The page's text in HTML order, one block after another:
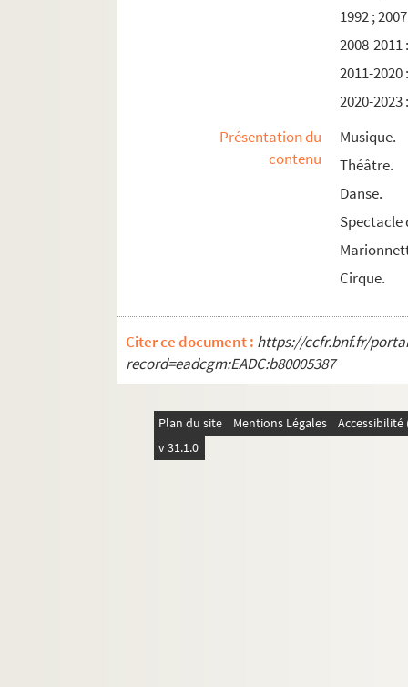
1992 ;
2008-2011
2011-2020
2020-2023
Présentation du
contenu
Musique.
Théâtre.
Danse.
Spectacle
Cirque.
Citer ce document : https://ccfr.bnf.fr/
record=eadcgm:EADC:b80005387
Plan du site Mentions Légales
v 31.1.0